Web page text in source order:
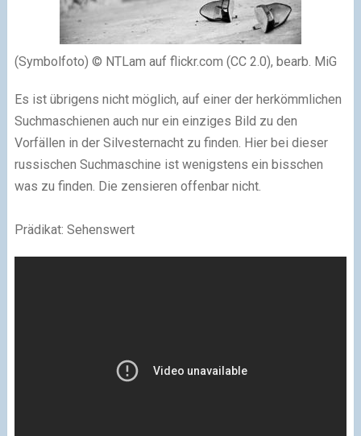
(Symbolfoto) © NTLam auf flickr.com (CC 2.0), bearb. MiG
Es ist übrigens nicht möglich, auf einer der herkömmlichen
Suchmaschienen auch nur ein einziges Bild zu den
Vorfällen in der Silvesternacht zu finden. Hier bei dieser
russischen Suchmaschine ist wenigstens ein bisschen
was zu finden. Die zensieren offenbar nicht.
Prädikat: Sehenswert